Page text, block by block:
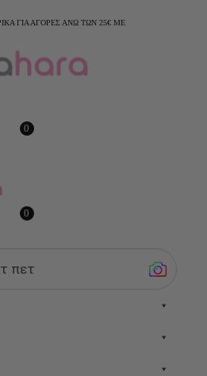
ΓΙΑ ΑΓΟΡΕΣ ΑΝΩ ΤΩΝ 25€ ΜΕ
0
0
πετσετες